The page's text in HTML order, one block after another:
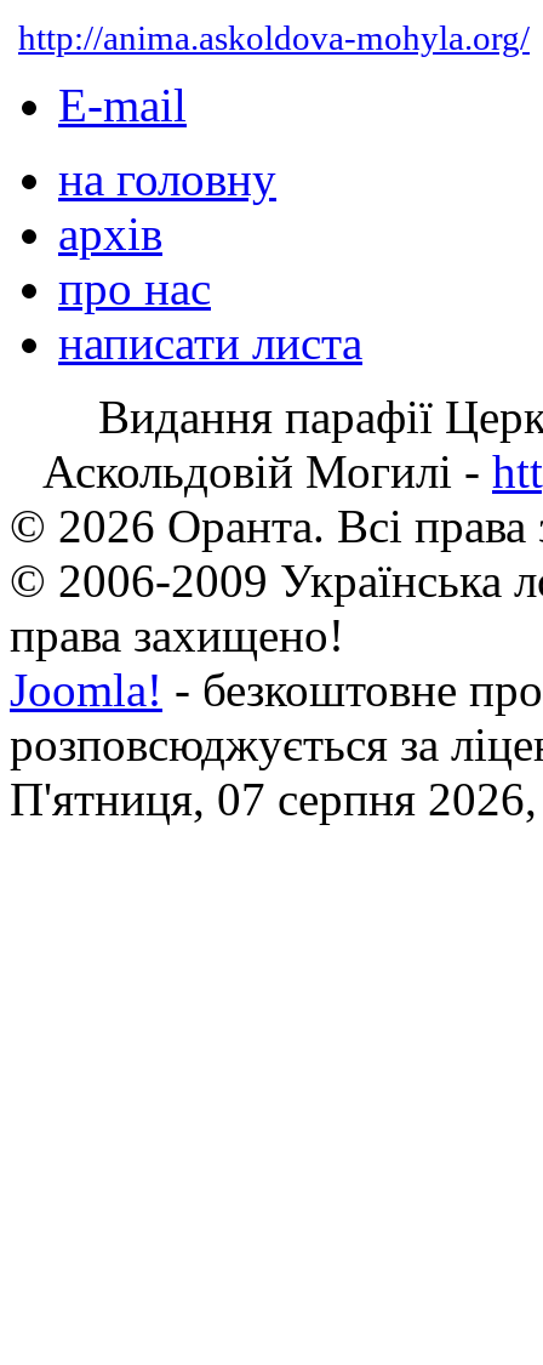
http://anima.askoldova-mohyla.org/
E-mail
на головну
архів
про нас
написати листа
Видання парафії
Аскольдовій Могилі -
© 2026 Оранта. Всі
© 2006-2009 Українська
права захищено!
Joomla! - безкоштовне
розповсюджується за
П'ятниця, 07 серпня